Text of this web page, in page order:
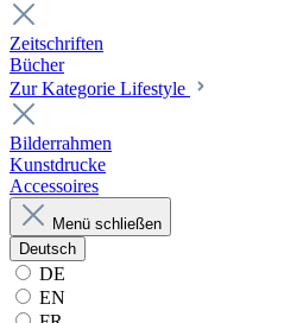
Zeitschriften
Bücher
Zur Kategorie Lifestyle
Bilderrahmen
Kunstdrucke
Accessoires
Menü schließen
Deutsch
DE
EN